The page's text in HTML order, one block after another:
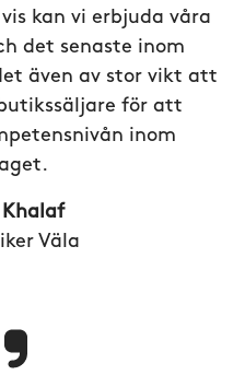
kan vi erbjuda våra
det senaste inom
även av stor vikt att
för att
inom
Väla